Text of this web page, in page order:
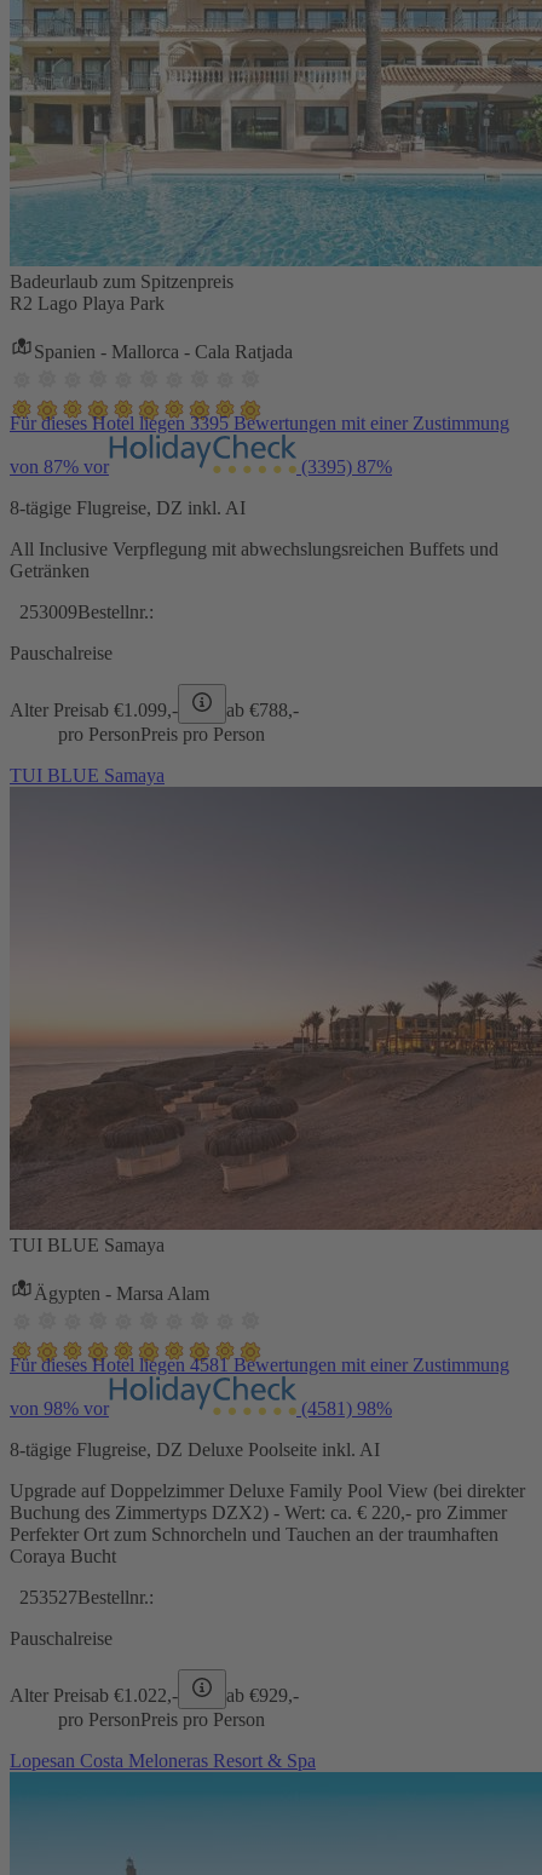
Badeurlaub zum Spitzenpreis
R2 Lago Playa Park
Spanien - Mallorca - Cala Ratjada
Für dieses Hotel liegen 3395 Bewertungen mit einer Zustimmung
von 87% vor (3395) 87%
8-tägige Flugreise, DZ inkl. AI
All Inclusive Verpflegung mit abwechslungsreichen Buffets und
Getränken
253009Bestellnr.:
Pauschalreise
Alter Preisab €1.099,- ab €788,-
pro PersonPreis pro Person
TUI BLUE Samaya
TUI BLUE Samaya
Ägypten - Marsa Alam
Für dieses Hotel liegen 4581 Bewertungen mit einer Zustimmung
von 98% vor (4581) 98%
8-tägige Flugreise, DZ Deluxe Poolseite inkl. AI
Upgrade auf Doppelzimmer Deluxe Family Pool View (bei direkter
Buchung des Zimmertyps DZX2) - Wert: ca. € 220,- pro Zimmer
Perfekter Ort zum Schnorcheln und Tauchen an der traumhaften
Coraya Bucht
253527Bestellnr.:
Pauschalreise
Alter Preisab €1.022,- ab €929,-
pro PersonPreis pro Person
Lopesan Costa Meloneras Resort & Spa